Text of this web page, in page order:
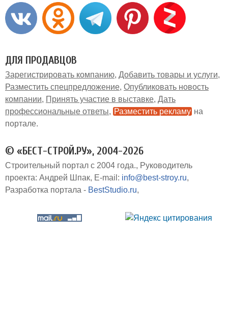
ДЛЯ ПРОДАВЦОВ
Зарегистрировать компанию Добавить товары и услуги
Разместить спецпредложение Опубликовать новость
компании
Принять участие в выставке Дать
профессиональные ответы
Разместить рекламу на
портале
© «БЕСТ-СТРОЙ.РУ», 2004-2026
Строительный портал с 2004 года.
Руководитель
проекта: Андрей Шпак E-mail: info@best-stroy.ru
Разработка портала - BestStudio.ru